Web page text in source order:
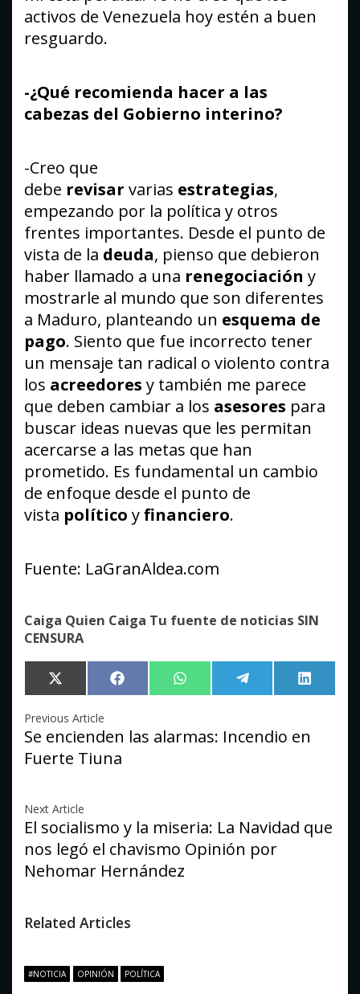
activos de Venezuela hoy estén a buen
resguardo.
-¿Qué recomienda hacer a las
cabezas del Gobierno interino?
-Creo que
debe revisar varias estrategias,
empezando por la política y otros
frentes importantes. Desde el punto de
vista de la deuda, pienso que debieron
haber llamado a una renegociación y
mostrarle al mundo que son diferentes
a Maduro, planteando un esquema de
pago. Siento que fue incorrecto tener
un mensaje tan radical o violento contra
los acreedores y también me parece
que deben cambiar a los asesores para
buscar ideas nuevas que les permitan
acercarse a las metas que han
prometido. Es fundamental un cambio
de enfoque desde el punto de
vista político yfinanciero.
Fuente: LaGranAldea.com
Caiga Quien Caiga Tu fuente de noticias SIN
CENSURA
Compartir
en
X
(Twitter)
Compartir
en
Facebook Compartir
en
WhatsApp Compartir
en
Telegram
en
LinkedIn
Navegación
de
entradas
Previous Article
Se encienden las alarmas: Incendio en
Fuerte Tiuna
Next Article
El socialismo y la miseria: La Navidad que
nos legó el chavismo Opinión por
Nehomar Hernández
Related Articles
#NOTICIA OPINIÓN POLÍTICA